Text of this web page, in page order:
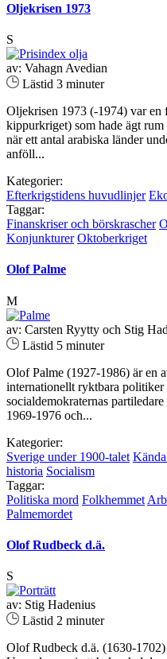
Oljekrisen 1973
S
av: Vahagn Avedian
Lästid 3 minuter
Oljekrisen 1973 (-1974) var
kippurkriget) som hade ägt
när ett antal arabiska länder
anföll...
Kategorier:
Efterkrigstidens huvudlinjer
Taggar:
Finanskriser och börskrascher
Konjunkturer Oktoberkriget
Olof Palme
M
av: Carsten Ryytty och Stig
Lästid 5 minuter
Olof Palme (1927-1986) är en
internationellt ryktbara
socialdemokraternas
1969-1976 och...
Kategorier:
Sverige under 1900-talet
historia Socialism
Taggar:
Politiska mord Folkhemmet
Palmemordet
Olof Rudbeck d.ä.
S
av: Stig Hadenius
Lästid 2 minuter
Olof Rudbeck d.ä. (1630-